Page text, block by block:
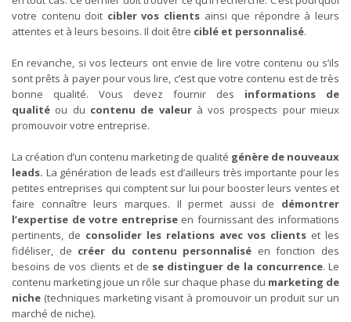
votre contenu doit cibler vos clients ainsi que répondre à leurs
attentes et à leurs besoins. Il doit être ciblé et personnalisé.
En revanche, si vos lecteurs ont envie de lire votre contenu ou s’ils
sont prêts à payer pour vous lire, c’est que votre contenu est de très
bonne qualité. Vous devez fournir des informations de
qualité ou du contenu de valeurà vos prospects pour mieux
promouvoir votre entreprise.
La création d’un contenu marketing de qualité génère de nouveaux
leads. La génération de leads est d’ailleurs très importante pour les
petites entreprises qui comptent sur lui pour booster leurs ventes et
faire connaître leurs marques. Il permet aussi de démontrer
l’expertise de votre entrepriseen fournissant des informations
pertinents, de consolider les relations avec vos clients et les
fidéliser, de créer du contenu personnalisé en fonction des
besoins de vos clients et de se distinguer de la concurrence. Le
contenu marketing joue un rôle sur chaque phase du marketing de
niche (techniques marketing visant à promouvoir un produit sur un
marché de niche).